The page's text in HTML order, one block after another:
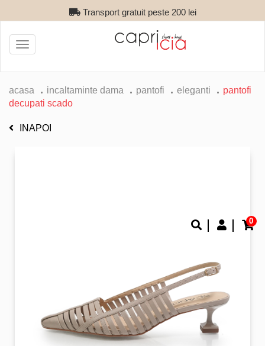
Transport gratuit peste 200 lei
0
Toggle
navigation
acasa incaltaminte dama pantofi eleganti
pantofi
decupati scado
INAPOI